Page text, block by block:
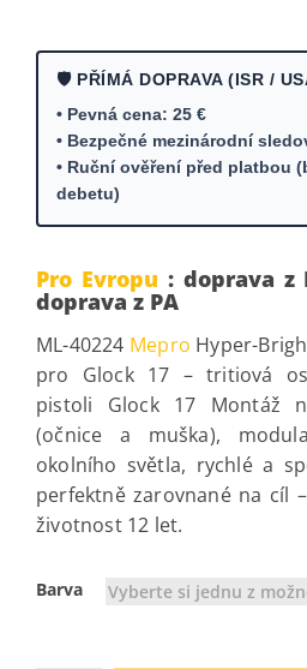
🛡️ PŘÍMÁ DOPRAVA (ISR /
• Pevná cena: 25 €
• Bezpečné mezinárodní
• Ruční ověření před platbou
debetu)
Pro Evropu : doprava z
doprava z PA
ML-40224 Mepro Hyper-
pro Glock 17 – tritiová
pistoli Glock 17 Montáž
(očnice a muška),
okolního světla, rychlé a
perfektně zarovnané na cíl
životnost 12 let.
Barva Vyberte si jednu z